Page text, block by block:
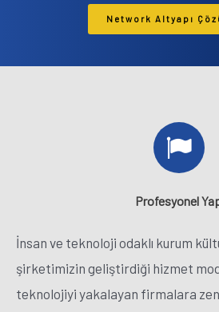
Network Altyapı
Profesyonel
İnsan ve teknoloji odaklı kurum
şirketimizin geliştirdiği hizmet
teknolojiyi yakalayan firmalara